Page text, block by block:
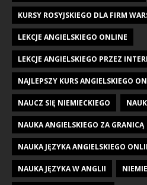
KURSY ROSYJSKIEGO DLA FIRM
LEKCJE ANGIELSKIEGO ONLINE
LEKCJE ANGIELSKIEGO PRZEZ
NAJLEPSZY KURS ANGIELSKIEGO
NAUCZ SIĘ NIEMIECKIEGO
NAUKA ANGIELSKIEGO ZA GRANICĄ
NAUKA JĘZYKA ANGIELSKIEGO
NAUKA JĘZYKA W ANGLII